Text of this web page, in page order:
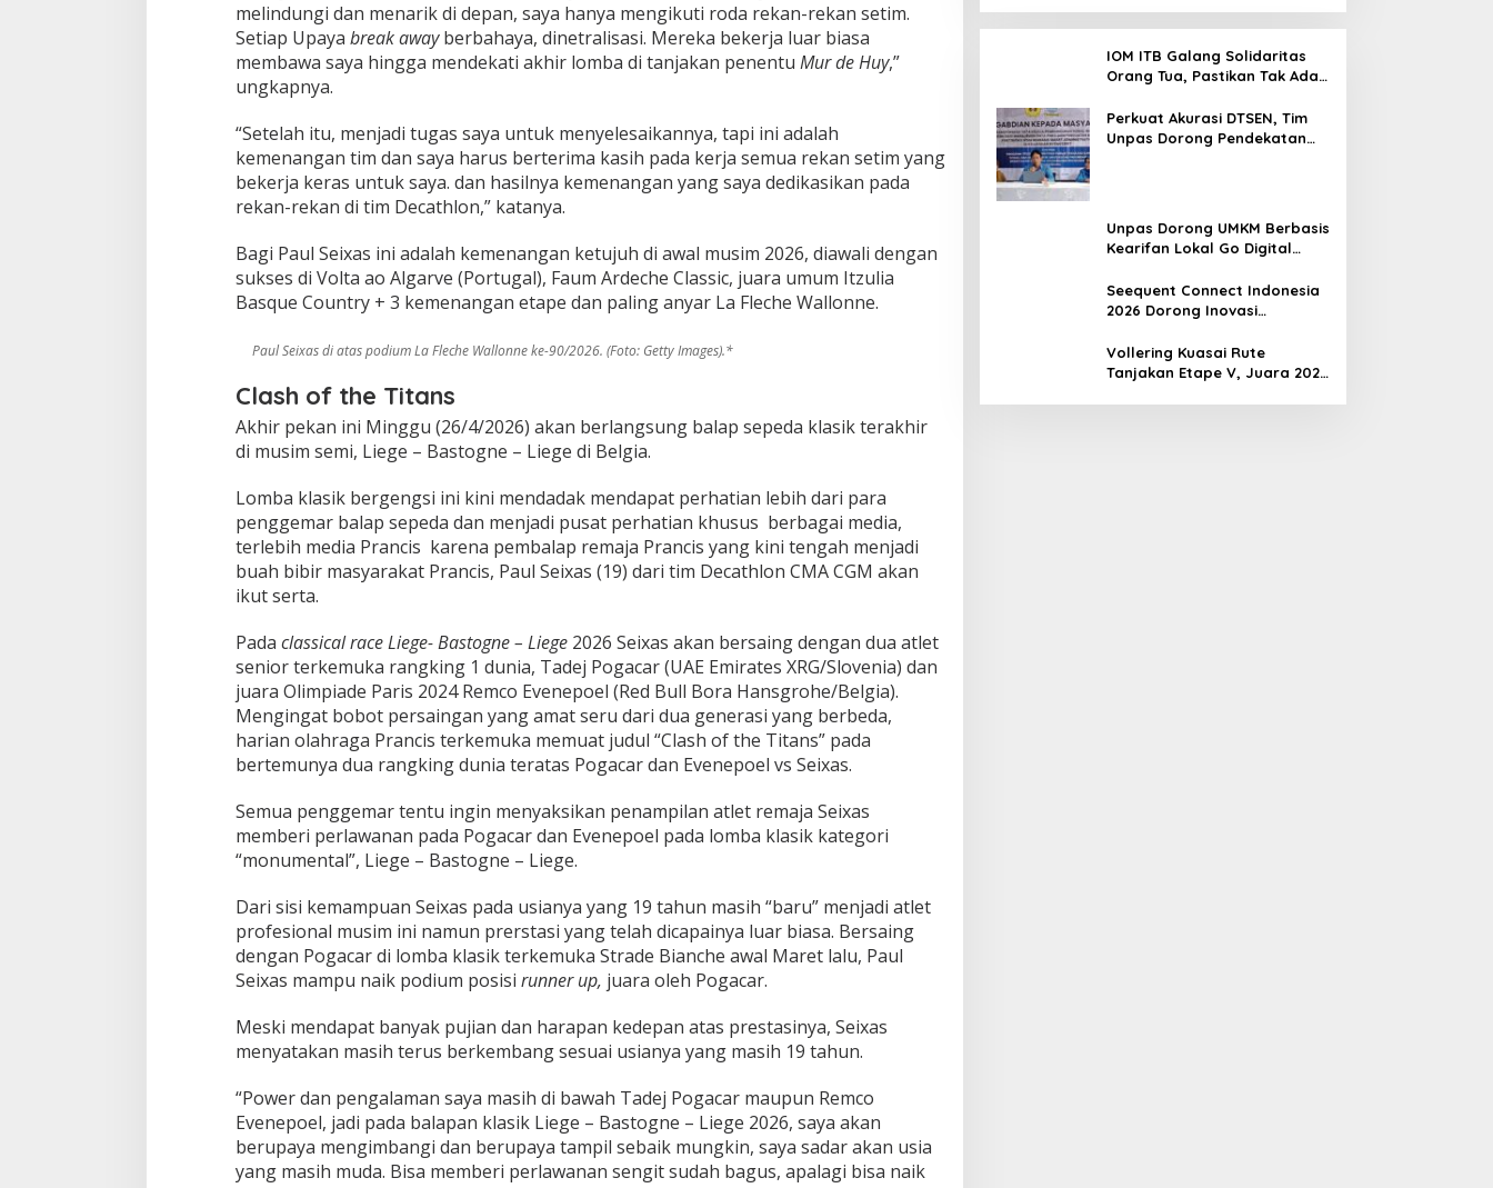
o
e
l
melindungi dan menarik di depan, saya hanya mengikuti roda rekan-rekan setim.
Setiap Upaya break awayberbahaya, dinetralisasi. Mereka bekerja luar biasa
membawa saya hingga mendekati akhir lomba di tanjakan penentu Mur de Huy,”
ungkapnya.
“Setelah itu, menjadi tugas saya untuk menyelesaikannya, tapi ini adalah
kemenangan tim dan saya harus berterima kasih pada kerja semua rekan setim yang
bekerja keras untuk saya. dan hasilnya kemenangan yang saya dedikasikan pada
rekan-rekan di tim Decathlon,” katanya.
Bagi Paul Seixas ini adalah kemenangan ketujuh di awal musim 2026, diawali dengan
sukses di Volta ao Algarve (Portugal), Faum Ardeche Classic, juara umum Itzulia
Basque Country + 3 kemenangan etape dan paling anyar La Fleche Wallonne.
Paul Seixas di atas podium La Fleche Wallonne ke-90/2026. (Foto: Getty Images).*
Clash of the Titans
Akhir pekan ini Minggu (26/4/2026) akan berlangsung balap sepeda klasik terakhir
di musim semi, Liege – Bastogne – Liege di Belgia.
Lomba klasik bergengsi ini kini mendadak mendapat perhatian lebih dari para
penggemar balap sepeda dan menjadi pusat perhatian khusus berbagai media,
terlebih media Prancis karena pembalap remaja Prancis yang kini tengah menjadi
buah bibir masyarakat Prancis, Paul Seixas (19) dari tim Decathlon CMA CGM akan
ikut serta.
Pada classical raceLiege- Bastogne – Liege 2026 Seixas akan bersaing dengan dua atlet
senior terkemuka rangking 1 dunia, Tadej Pogacar (UAE Emirates XRG/Slovenia) dan
juara Olimpiade Paris 2024 Remco Evenepoel (Red Bull Bora Hansgrohe/Belgia).
Mengingat bobot persaingan yang amat seru dari dua generasi yang berbeda,
harian olahraga Prancis terkemuka memuat judul “Clash of the Titans” pada
bertemunya dua rangking dunia teratas Pogacar dan Evenepoel vs Seixas.
Semua penggemar tentu ingin menyaksikan penampilan atlet remaja Seixas
memberi perlawanan pada Pogacar dan Evenepoel pada lomba klasik kategori
“monumental”, Liege – Bastogne – Liege.
Dari sisi kemampuan Seixas pada usianya yang 19 tahun masih “baru” menjadi atlet
profesional musim ini namun prerstasi yang telah dicapainya luar biasa. Bersaing
dengan Pogacar di lomba klasik terkemuka Strade Bianche awal Maret lalu, Paul
Seixas mampu naik podium posisi runner up, juara oleh Pogacar.
Meski mendapat banyak pujian dan harapan kedepan atas prestasinya, Seixas
menyatakan masih terus berkembang sesuai usianya yang masih 19 tahun.
“Power dan pengalaman saya masih di bawah Tadej Pogacar maupun Remco
Evenepoel, jadi pada balapan klasik Liege – Bastogne – Liege 2026, saya akan
berupaya mengimbangi dan berupaya tampil sebaik mungkin, saya sadar akan usia
yang masih muda. Bisa memberi perlawanan sengit sudah bagus, apalagi bisa naik
IOM ITB Galang Solidaritas
Orang Tua, Pastikan Tak Ada
karena Kendala Ekonomi
Perkuat Akurasi DTSEN, Tim
Unpas Dorong Pendekatan
Unpas Dorong UMKM Berbasis
Kearifan Lokal Go Digital
Seequent Connect Indonesia
2026 Dorong Inovasi
Pertambangan, Energi, dan
Infrastruktur
Vollering Kuasai Rute
Tanjakan Etape V, Juara 2025